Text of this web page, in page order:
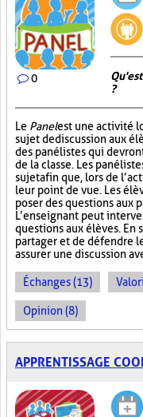
0
?
Le Panelest une activité
sujet de discussion aux
des panélistes qui
de la classe. Les
sujet afin que, lors de
leur point de vue. Les
poser des questions aux
L’enseignant peut
questions aux élèves. En
partager et de défendre
assurer une discussion
Échanges (13)
Opinion (8)
APPRENTISSAGE